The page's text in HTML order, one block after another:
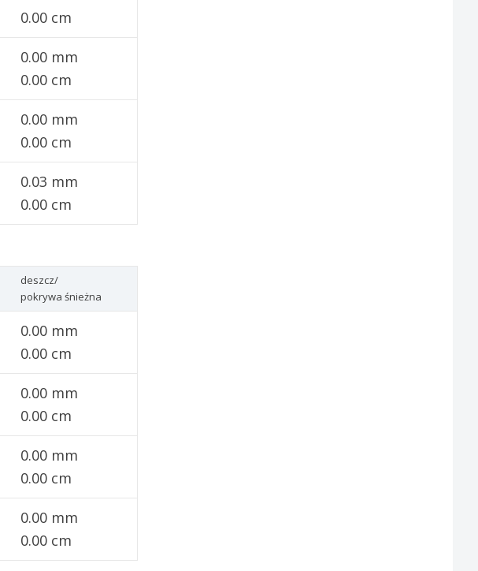
0.00 cm
0.00 mm
0.00 cm
0.00 mm
0.00 cm
0.03 mm
0.00 cm
deszcz/
pokrywa śnieżna
0.00 mm
0.00 cm
0.00 mm
0.00 cm
0.00 mm
0.00 cm
0.00 mm
0.00 cm